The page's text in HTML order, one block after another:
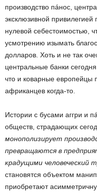
производство пáнос,
эксклюзивной привилегией
нулевой себестоимостью,
усмотрению изымать
долларов. Хоть и не так
центральные банки
что и коварные европейцы
африканцев когда-то.
Истории с бусами аггри и
обществ, страдающих
монополизирует
превращаются в
крадущими человеческий
становятся объектом
приобретают